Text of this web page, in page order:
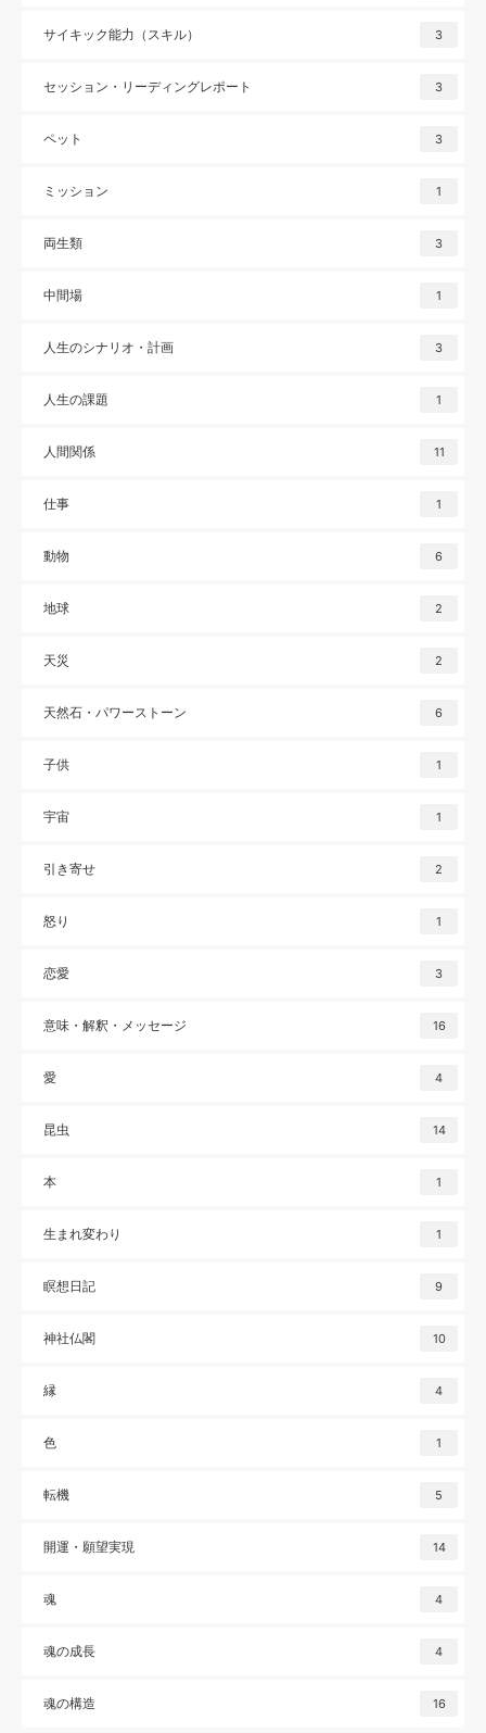
サイキック能力（スキル） 3
セッション・リーディングレポート 3
ペット 3
ミッション 1
両生類 3
中間場 1
人生のシナリオ・計画 3
人生の課題 1
人間関係 11
仕事 1
動物 6
地球 2
天災 2
天然石・パワーストーン 6
子供 1
宇宙 1
引き寄せ 2
怒り 1
恋愛 3
意味・解釈・メッセージ 16
愛 4
昆虫 14
本 1
生まれ変わり 1
瞑想日記 9
神社仏閣 10
縁 4
色 1
転機 5
開運・願望実現 14
魂 4
魂の成長 4
魂の構造 16